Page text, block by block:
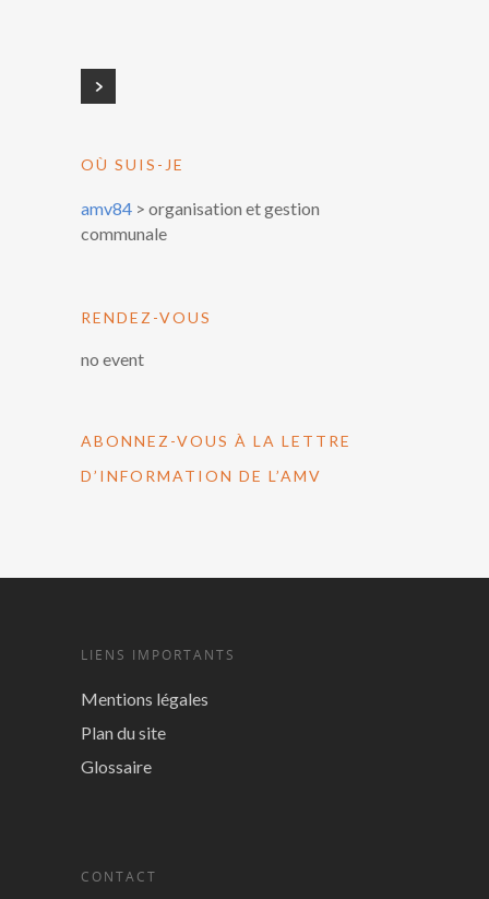
OÙ SUIS-JE
amv84 > organisation et gestion
communale
RENDEZ-VOUS
no event
ABONNEZ-VOUS À LA LETTRE
D’INFORMATION DE L’AMV
LIENS IMPORTANTS
Mentions légales
Plan du site
Glossaire
CONTACT